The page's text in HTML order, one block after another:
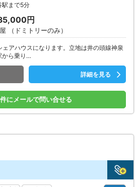
駅まで5分
円
（ドミトリーのみ）
アハウスになります。立地は井の頭線神泉
から乗り…
詳細を見る
にメールで問い合せる